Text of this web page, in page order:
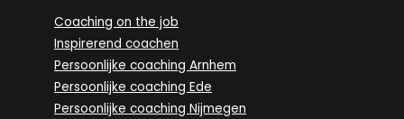
Coaching on the job
Inspirerend coachen
Persoonlijke coaching Arnhem
Persoonlijke coaching Ede
Persoonlijke coaching Nijmegen